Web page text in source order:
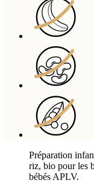
Préparation
riz, bio pour les
bébés APLV.